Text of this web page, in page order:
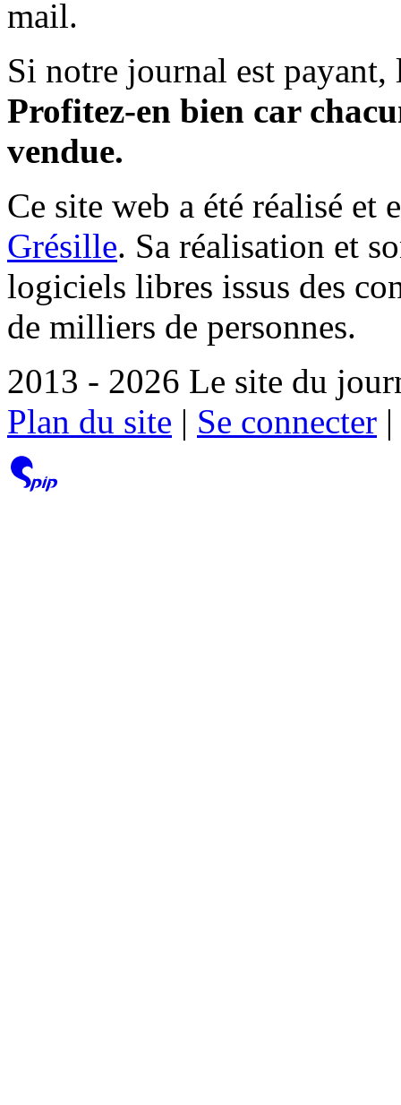
mail.
Si notre journal est payant,
Profitez-en bien car
vendue.
Ce site web a été réalisé et
Grésille. Sa réalisation et
logiciels libres issus des
de milliers de personnes.
2013 - 2026 Le site du
Plan du site | Se connecter |